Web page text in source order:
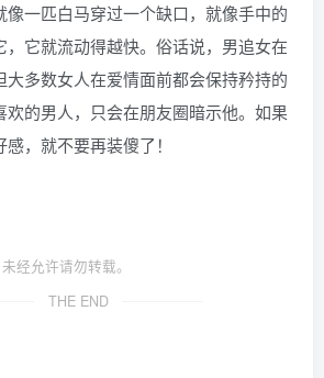
像一匹白马穿过一个缺口，就像手中的
，它就流动得越快。俗话说，男追女在
大多数女人在爱情面前都会保持矜持的
欢的男人，只会在朋友圈暗示他。如果
，就不要再装傻了！
经允许请勿转载。
THE END